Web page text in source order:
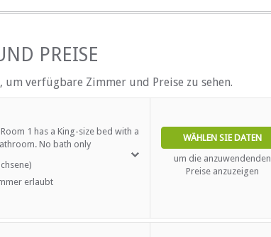
Terrasse / Veranda / Balkon
Rauchen: nicht erlaubt
Tee- und Kaffeekocher
Fernsehen (mit M-Net)
Fernsehen (mit Satellit)
PREISE
verfügbare Zimmer und Preise zu sehen.
1 has a King-size bed with a
No bath only
beech wood floors and
for limited self catering.
HD TV and WIFI.
erlaubt
WÄHLEN SIE DATEN
um die anzuwendenden
Preise anzuzeigen